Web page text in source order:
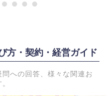
方・契約・経営ガイド
への回答、様々な関連お